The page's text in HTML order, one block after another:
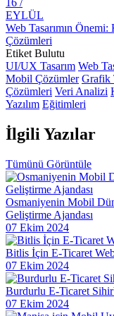
Oyun Geliştirme
Mobil Uygulama
Mobil Uygulama
Oyun Geliştirme Eğitim
Aralayın!
Alışveriş Deneyimini
Dünyada Güçlendirin
VR Oyun Geliştirme:
Mobil Uygulama API
Adımlar
Oyun Geliştirme
Mobil Uygulama
Çözümler
16 /
EYLÜL
Web Tasarımın
Çözümleri
Etiket Bulutu
UI/UX Tasarım Web
Mobil Çözümler Grafik
Çözümleri Veri Analizi
Yazılım Eğitimleri
İlgili Yazılar
Tümünü Görüntüle
Osmaniyenin Mobil
Geliştirme Ajandası
07 Ekim 2024
Bitlis İçin E-Ticaret
07 Ekim 2024
Burdurlu E-Ticaret
07 Ekim 2024